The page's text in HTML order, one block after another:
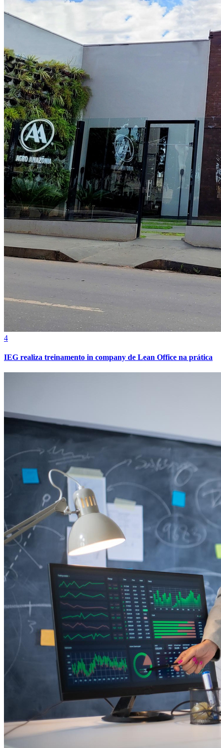
Botafogo
Grêmio
4
IEG realiza treinamento in company de Lean Office na prática